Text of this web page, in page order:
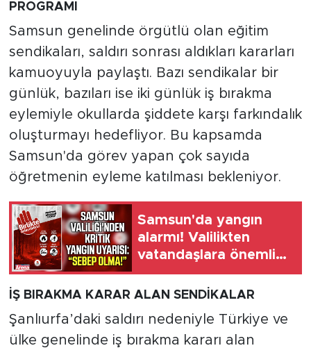
PROGRAMI
Samsun genelinde örgütlü olan eğitim
sendikaları, saldırı sonrası aldıkları kararları
kamuoyuyla paylaştı. Bazı sendikalar bir
günlük, bazıları ise iki günlük iş bırakma
eylemiyle okullarda şiddete karşı farkındalık
oluşturmayı hedefliyor. Bu kapsamda
Samsun'da görev yapan çok sayıda
öğretmenin eyleme katılması bekleniyor.
Samsun'da yangın
alarmı! Valilikten
vatandaşlara önemli
çağrı
İŞ BIRAKMA KARAR ALAN SENDİKALAR
Şanlıurfa’daki saldırı nedeniyle Türkiye ve
ülke genelinde iş bırakma kararı alan